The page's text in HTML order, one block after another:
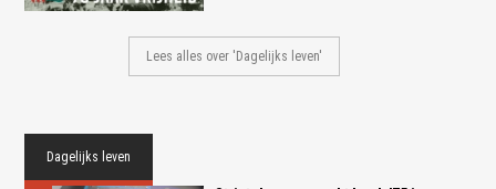
Lees alles over 'Dagelijks leven'
Dagelijks leven